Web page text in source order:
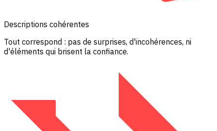
Descriptions cohérentes
Tout correspond : pas de surprises, d'incohérences, ni
d'éléments qui brisent la confiance.